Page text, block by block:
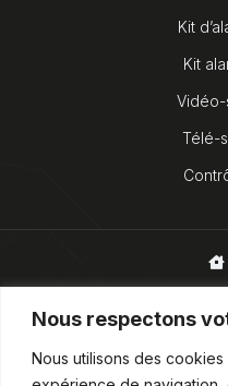
Nous respectons
Nous utilisons des
Kit
Kit
Télé-